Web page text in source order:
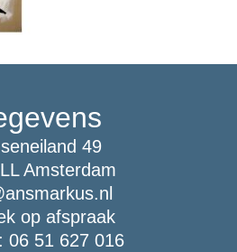
49
Amsterdam
op afspraak
06 51 627 016